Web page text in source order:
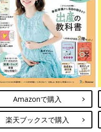
Amazonで購入
楽天ブックスで購入